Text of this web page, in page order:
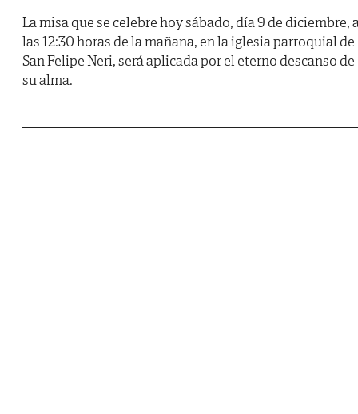
La misa que se celebre hoy sábado, día 9 de diciembre,
las 12:30 horas de la mañana, en la iglesia parroquial de
San Felipe Neri, será aplicada por el eterno descanso de
su alma.